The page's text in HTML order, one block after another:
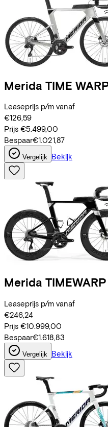
Merida TIME
Leaseprijs p/m vanaf
€126,59
Prijs €5.499,00
Bespaar€1.021,87
Vergelijk Bekijk
Merida
Leaseprijs p/m vanaf
€246,24
Prijs €10.999,00
Bespaar€1.618,83
Vergelijk Bekijk